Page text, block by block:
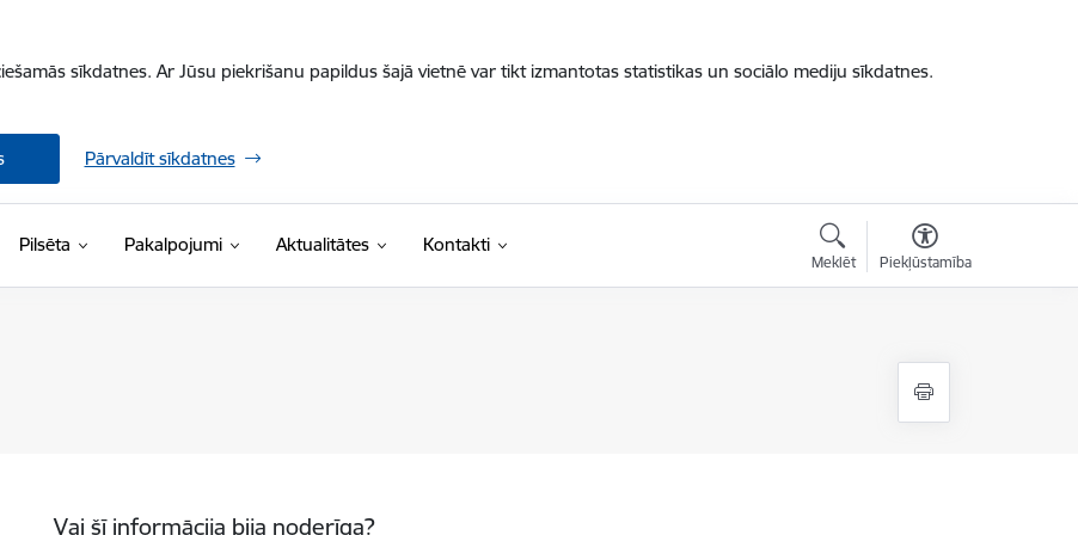
sīkdatnes. Ar Jūsu piekrišanu papildus šajā vietnē var tikt izmantotas statistikas un sociālo mediju sīkdatnes.
Pārvaldīt sīkdatnes
Pilsēta Pakalpojumi Aktualitātes Kontakti
Meklēt Piekļūstamība
Vai šī informācija bija noderīga?